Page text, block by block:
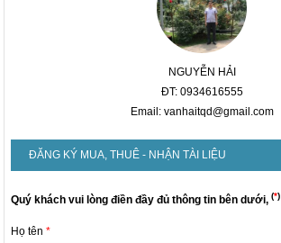
NGUYỄN HẢI
ĐT: 0934616555
Email: vanhaitqd@gmail.com
ĐĂNG KÝ MUA, THUÊ - NHẬN TÀI LIỆU
Quý khách vui lòng điền đầy đủ thông tin bên dưới,(*)
Họ tên*